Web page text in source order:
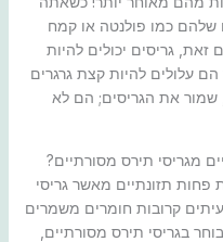
שלהם כמו פולנטה או קמח
גריסים יכולים להיות
עלולים להיות קצת גרגרים
שמור את הגריסים; הם לא
מגריסי תירס מסורתיים?
פחות תזונתיים מאשר גריסי
קרובות חומרים משמרים
בגריסי תירס מסורתיים,